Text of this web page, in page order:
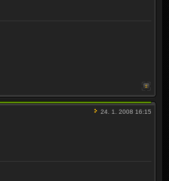
24. 1. 2008 16:15